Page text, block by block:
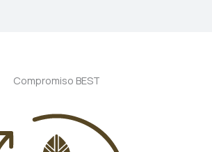
Compromiso BEST